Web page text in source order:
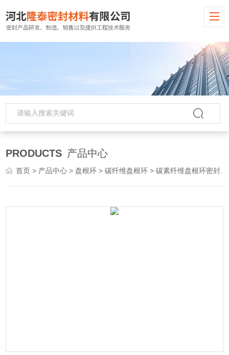
PRODUCTS 产品中心
首页 > 产品中心 > 盘根环 >碳纤维盘根环 > 碳素纤维盘根环密封盘根填料密封件